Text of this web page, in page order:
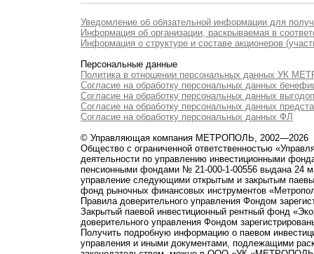
Уведомление об обязательной информации для
Информация об организации, раскрываемая в
Информация о структуре и составе акционеров
Персональные данные
Политика в отношении персональных данных УК
Согласие на обработку персональных данных
Согласие на обработку персональных данных
Согласие на обработку персональных данных
Согласие на обработку персональных данных ФЛ
© Управляющая компания МЕТРОПОЛЬ, 2002—2026
Общество с ограниченной ответственностью
деятельности по управлению инвестиционными
пенсионными фондами № 21-000-1-00556 выдана 24
управление следующими открытым и закрытым
фонд рыночных финансовых инструментов
Правила доверительного управления Фондом
Закрытый паевой инвестиционный рентный фонд
доверительного управления Фондом
Получить подробную информацию о паевом
управления и иными документами, подлежащими